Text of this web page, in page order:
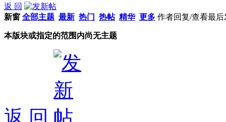
返 回
新窗 全部主题 最新 热门 热帖 精华 更多 作者回复/查看最后
本版块或指定的范围内尚无主题
返 回